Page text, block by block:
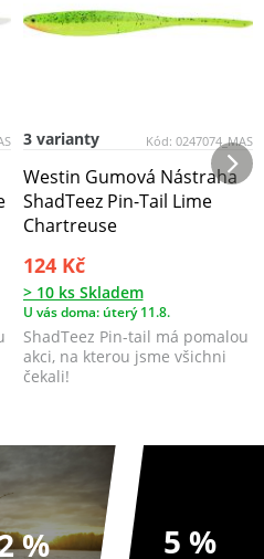
Kód: 0247074_MAS
3 varianty
Westin Gumová Nástraha
ShadTeez Pin-Tail Lime
Chartreuse
124 Kč
> 10 ks Skladem
U vás doma: úterý 11.8.
ShadTeez Pin-tail má pomalou
akci, na kterou jsme všichni
čekali!
% 5 %